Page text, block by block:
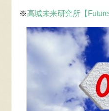
※高城未来研究所【